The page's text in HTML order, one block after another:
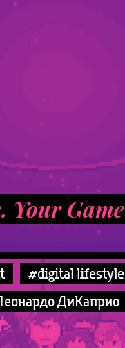
Your Game
#digital lifestyle
ДиКаприо